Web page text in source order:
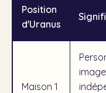
Position
d'Uranus
Maison 1